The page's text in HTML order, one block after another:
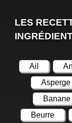
LES
Ail
Asperge
Banane
Beurre